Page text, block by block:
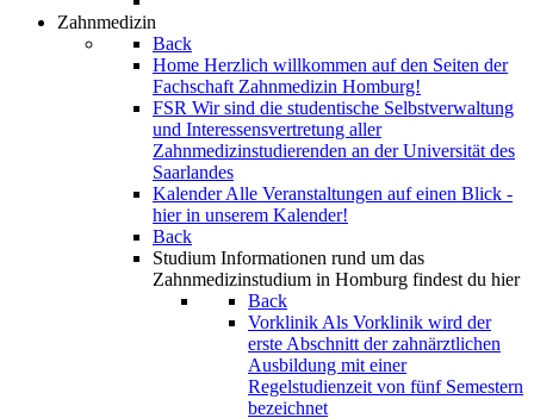
Zahnmedizin
Back
Home Herzlich willkommen auf den Seiten der
Fachschaft Zahnmedizin Homburg!
FSR Wir sind die studentische Selbstverwaltung
und Interessensvertretung aller
Zahnmedizinstudierenden an der Universität des
Saarlandes
KalenderAlle Veranstaltungen auf einen Blick -
hier in unserem Kalender!
Back
Studium Informationen rund um das
Zahnmedizinstudium in Homburg findest du hier
Back
VorklinikAls Vorklinik wird der
erste Abschnitt der zahnärztlichen
Ausbildung mit einer
Regelstudienzeit von fünf Semestern
bezeichnet